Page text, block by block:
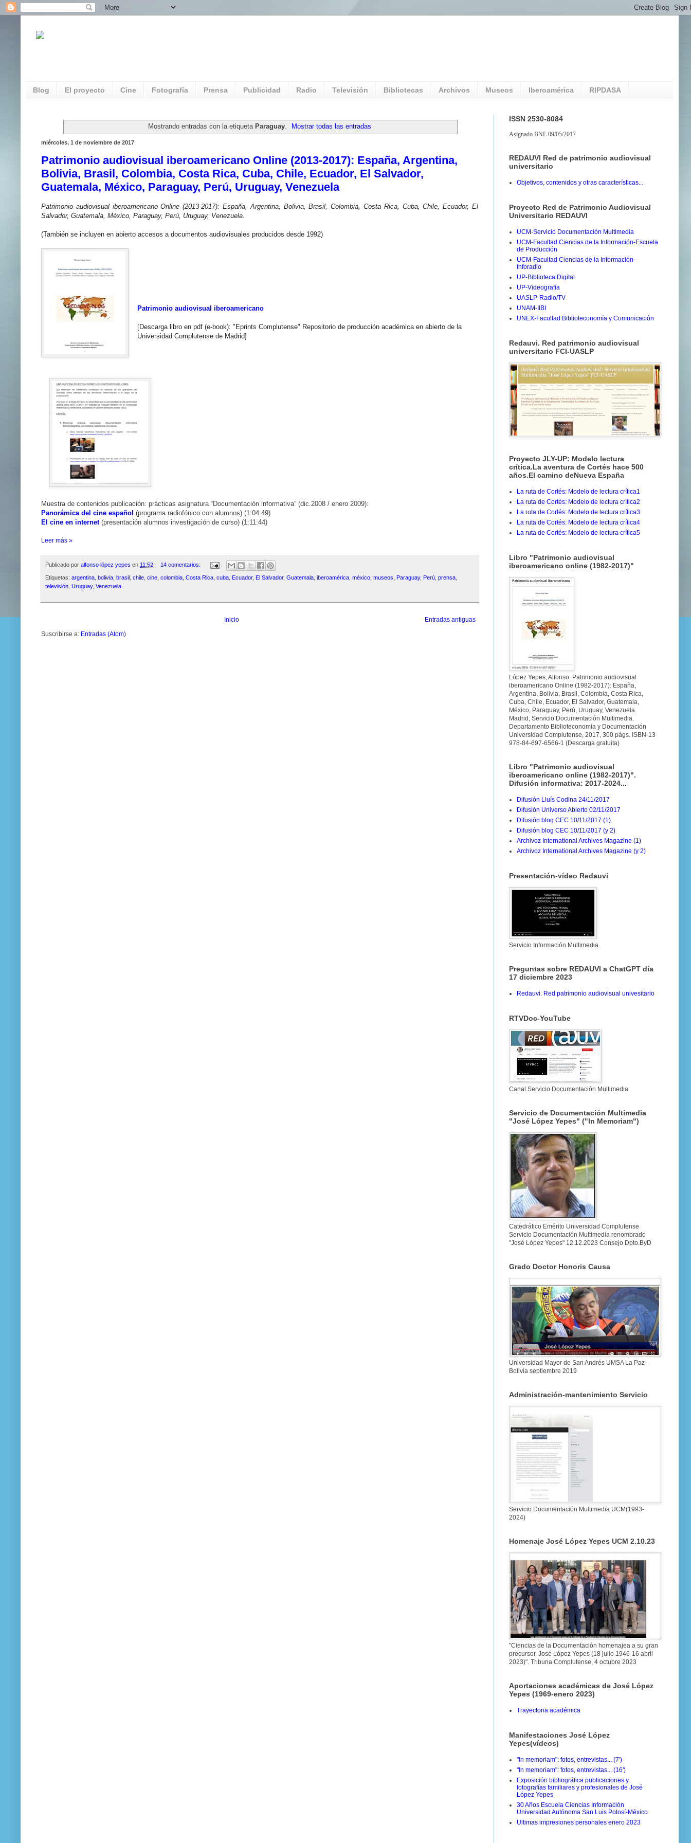
Blog El proyecto Cine Fotografía Prensa Publicidad Radio Televisión Bibliotecas Archivos Museos Iberoamérica RIPDASA
Mostrando entradas con la etiqueta Paraguay. Mostrar todas las entradas
miércoles, 1 de noviembre de 2017
Patrimonio audiovisual iberoamericano Online (2013-2017): España, Argentina,
Bolivia, Brasil, Colombia, Costa Rica, Cuba, Chile, Ecuador, El Salvador,
Guatemala, México, Paraguay, Perú, Uruguay, Venezuela
Patrimonio audiovisual iberoamericano Online (2013-2017): España, Argentina, Bolivia, Brasil, Colombia, Costa Rica, Cuba, Chile, Ecuador, El
Salvador, Guatemala, México, Paraguay, Perú, Uruguay, Venezuela.
(También se incluyen en abierto accesos a documentos audiovisuales producidos desde 1992)
Patrimonio audiovisual iberoamericano
[Descarga libro en pdf (e-book): "Eprints Complutense" Repositorio de producción académica en abierto de la
Universidad Complutense de Madrid]
Muestra de contenidos publicación: prácticas asignatura “Documentación informativa” (dic.2008 / enero 2009):
Panorámica del cine español (programa radiofónico con alumnos) (1:04:49)
El cine en internet (presentación alumnos investigación de curso) (1:11:44)
Leer más »
Publicado por alfonso lópez yepes en 11:52 14 comentarios:
Etiquetas: argentina bolivia brasil chile cine colombia Costa Rica cuba Ecuador, El Salvador, Guatemala iberoamérica méxico museos Paraguay, Perú prensa
televisión Uruguay, Venezuela.
Entradas antiguas
Inicio
Suscribirse a: Entradas (Atom)
ISSN 2530-8084
Asignado BNE 09/05/2017
REDAUVI Red de patrimonio audiovisual
universitario
Objetivos, contenidos y otras características...
Proyecto Red de Patrimonio Audiovisual
Universitario REDAUVI
UCM-Servicio Documentación Multimedia
UCM-Facultad Ciencias de la Información-Escuela
de Producción
UCM-Facultad Ciencias de la Información-
Inforadio
UP-Biblioteca Digital
UP-Videografía
UASLP-Radio/TV
UNAM-IIBI
UNEX-Facultad Biblioteconomía y Comunicación
Redauvi. Red patrimonio audiovisual
universitario FCI-UASLP
Proyecto JLY-UP: Modelo lectura
crítica.La aventura de Cortés hace 500
años.El camino deNueva España
La ruta de Cortés: Modelo de lectura crítica1
La ruta de Cortés: Modelo de lectura crítica2
La ruta de Cortés: Modelo de lectura crítica3
La ruta de Cortés: Modelo de lectura crítica4
La ruta de Cortés: Modelo de lectura crítica5
Libro "Patrimonio audiovisual
iberoamericano online (1982-2017)"
López Yepes, Alfonso. Patrimonio audiovisual
iberoamericano Online (1982-2017): España,
Argentina, Bolivia, Brasil, Colombia, Costa Rica,
Cuba, Chile, Ecuador, El Salvador, Guatemala,
México, Paraguay, Perú, Uruguay, Venezuela.
Madrid, Servicio Documentación Multimedia.
Departamento Biblioteconomía y Documentación
Universidad Complutense, 2017, 300 págs. ISBN-13
978-84-697-6566-1 (Descarga gratuita)
Libro "Patrimonio audiovisual
iberoamericano online (1982-2017)".
Difusión informativa: 2017-2024...
Difusión Lluís Codina 24/11/2017
Difusión Universo Abierto 02/11/2017
Difusión blog CEC 10/11/2017 (1)
Difusión blog CEC 10/11/2017 (y 2)
Archivoz International Archives Magazine (1)
Archivoz International Archives Magazine (y 2)
Presentación-vídeo Redauvi
Servicio Información Multimedia
Preguntas sobre REDAUVI a ChatGPT día
17 diciembre 2023
Redauvi. Red patrimonio audiovisual univesitario
RTVDoc-YouTube
Canal Servicio Documentación Multimedia
Servicio de Documentación Multimedia
"José López Yepes" ("In Memoriam")
Catedrático Emérito Universidad Complutense
Servicio Documentación Multimedia renombrado
"José López Yepes" 12.12.2023 Consejo Dpto.ByD
Grado Doctor Honoris Causa
Universidad Mayor de San Andrés UMSA La Paz-
Bolivia septiembre 2019
Administración-mantenimiento Servicio
Servicio Documentación Multimedia UCM(1993-
2024)
Homenaje José López Yepes UCM 2.10.23
"Ciencias de la Documentación homenajea a su gran
precursor, José López Yepes (18 julio 1946-16 abril
2023)". Tribuna Complutense, 4 octubre 2023
Aportaciones académicas de José López
Yepes (1969-enero 2023)
Trayectoria académica
Manifestaciones José López
Yepes(vídeos)
"In memoriam": fotos, entrevistas... (7')
"In memoriam": fotos, entrevistas... (16')
Exposición bibliográfica publicaciones y
fotografías familiares y profesionales de José
López Yepes
30 Años Escuela Ciencias Información
Universidad Autónoma San Luis Potosí-México
Ultimas impresiones personales enero 2023